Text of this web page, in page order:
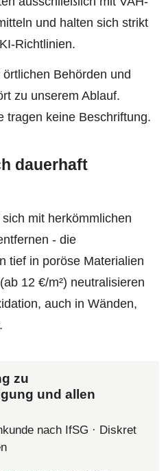
und halten sich strikt
Richtlinien.
Behörden und
zu unserem Ablauf.
tragen keine Beschriftung.
dauerhaft
mit herkömmlichen
- die
tief in poröse Materialien
12 €/m²) neutralisieren
auch in Wänden,
zu
und allen
nach IfSG · Diskret